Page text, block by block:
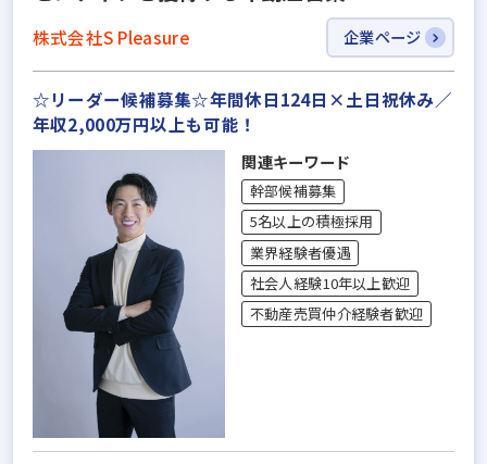
株式会社S Pleasure 企業ページ
☆リーダー候補募集☆年間休日124日×土日祝休み／
年収2,000万円以上も可能！
関連キーワード
幹部候補募集
5名以上の積極採用
業界経験者優遇
社会人経験10年以上歓迎
不動産売買仲介経験者歓迎